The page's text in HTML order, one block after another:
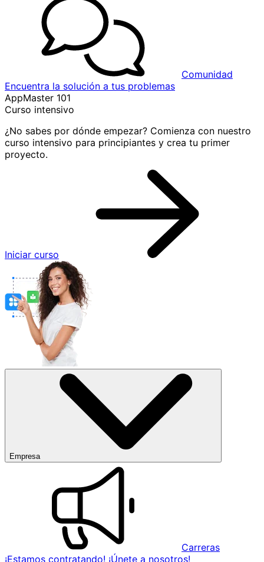
Comunidad
Encuentra la solución a tus problemas
AppMaster 101
Curso intensivo
¿No sabes por dónde empezar? Comienza con nuestro
curso intensivo para principiantes y crea tu primer
proyecto.
Iniciar curso
Empresa
Carreras
¡Estamos contratando! ¡Únete a nosotros!